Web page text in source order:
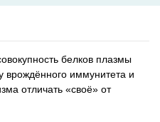
белков плазмы
врождённого иммунитета и
отличать «своё» от